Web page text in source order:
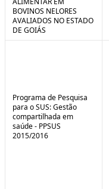
o
BOVINOS NELORES
AVALIADOS NO ESTADO
DE GOIÁS
Programa de Pesquisa
para o SUS: Gestão
compartilhada em
saúde - PPSUS
2015/2016